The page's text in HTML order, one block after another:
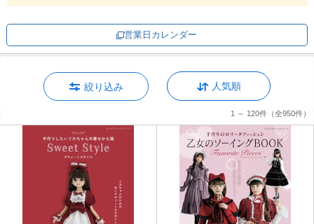
営業日カレンダー
絞り込み 人気順
1 ～ 120件 （全950件）